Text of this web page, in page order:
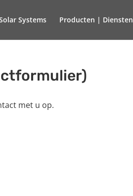
Systems Producten | Diensten
met u op.